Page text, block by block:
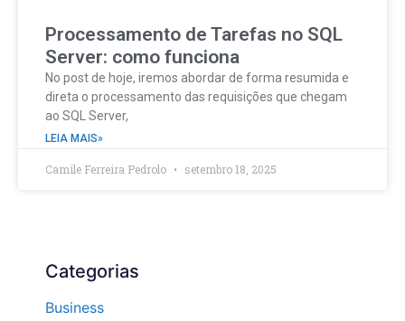
Processamento de Tarefas no SQL
Server: como funciona
No post de hoje, iremos abordar de forma resumida e
direta o processamento das requisições que chegam
ao SQL Server,
LEIA MAIS»
Camile Ferreira Pedrolo setembro 18, 2025
Categorias
Business